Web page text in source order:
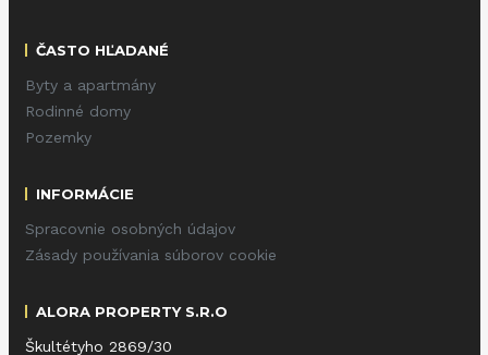
ČASTO HĽADANÉ
Byty a apartmány
Rodinné domy
Pozemky
INFORMÁCIE
Spracovnie osobných údajov
Zásady používania súborov cookie
ALORA PROPERTY S.R.O
Škultétyho 2869/30